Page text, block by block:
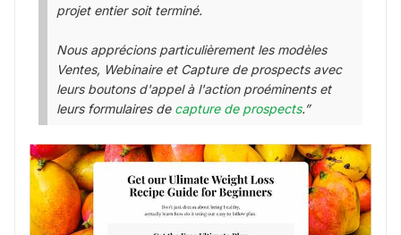
projet entier soit terminé.
Nous apprécions particulièrement les modèles
Ventes, Webinaire et Capture de prospects avec
leurs boutons d'appel à l'action proéminents et
leurs formulaires de capture de prospects.”